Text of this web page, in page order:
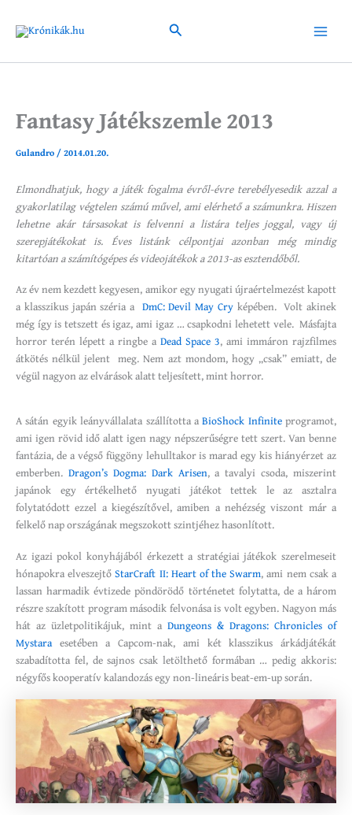
content
Search
Main
Fantasy Játékszemle 2013
Gulandro /2014.01.20.
Elmondhatjuk, hogy a játék fogalma évről-évre terebélyesedik azzal a
gyakorlatilag végtelen számú művel, ami elérhető a számunkra. Hiszen
lehetne akár társasokat is felvenni a listára teljes joggal, vagy új
szerepjátékokat is. Éves listánk célpontjai azonban még mindig
kitartóan a számítógépes és videojátékok a 2013-as esztendőből.
Az év nem kezdett kegyesen, amikor egy nyugati újraértelmezést kapott
a klasszikus japán széria a DmC: Devil May Cryképében. Volt akinek
még így is tetszett és igaz, ami igaz … csapkodni lehetett vele. Másfajta
horror terén lépett a ringbe a Dead Space 3, ami immáron rajzfilmes
átkötés nélkül jelent meg. Nem azt mondom, hogy „csak” emiatt, de
végül nagyon az elvárások alatt teljesített, mint horror.
A sátán egyik leányvállalata szállította aBioShock Infiniteprogramot,
ami igen rövid idő alatt igen nagy népszerűségre tett szert. Van benne
fantázia, de a végső függöny lehulltakor is marad egy kis hiányérzet az
emberben. Dragon’s Dogma: Dark Arisen, a tavalyi csoda, miszerint
japánok egy értékelhető nyugati játékot tettek le az asztalra
folytatódott ezzel a kiegészítővel, amiben a nehézség viszont már a
felkelő nap országának megszokott szintjéhez hasonlított.
Az igazi pokol konyhájából érkezett a stratégiai játékok szerelmeseit
hónapokra elveszejtőStarCraft II: Heart of the Swarm, ami nem csak a
lassan harmadik évtizede pöndörödő történetet folytatta, de a három
részre szakított program második felvonása is volt egyben. Nagyon más
hát az üzletpolitikájuk, mint a Dungeons & Dragons: Chronicles of
Mystaraesetében a Capcom-nak, ami két klasszikus árkádjátékát
szabadította fel, de sajnos csak letölthető formában … pedig akkoris:
négyfős kooperatív kalandozás egy non-lineáris beat-em-up során.